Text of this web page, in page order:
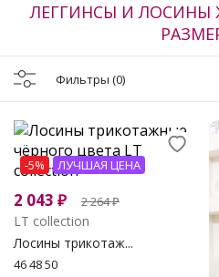
ЛЕГГИНСЫ И ЛОСИНЫ
Фильтры (0)
-5% ЛУЧШАЯ ЦЕНА
2 043 ₽ 2 264₽
LT collection
Лосины трикотаж...
46 48 50